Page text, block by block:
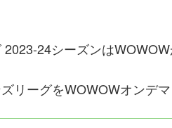
24シーズンは
リーグをWOWOWオンデ